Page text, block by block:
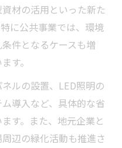
材の活用といった新た
に公共事業では、環境
件となるケースも増
す。
ルの設置、LED照明の
導入など、具体的な省
す。また、地元企業と
辺の緑化活動も推進さ